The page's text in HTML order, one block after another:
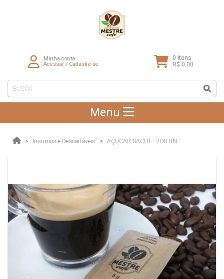
Minha conta
Acessar/ Cadastre-se
0 Itens
R$ 0,00
Menu
Insumos e Descartáveis AÇUCAR SACHÊ - 200 UN